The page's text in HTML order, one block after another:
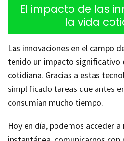
El impacto de las
la vida
Las innovaciones en el campo
tenido un impacto significativo
cotidiana. Gracias a estas
simplificado tareas que antes
consumían mucho tiempo.
Hoy en día, podemos acceder